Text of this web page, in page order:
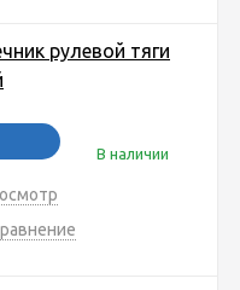
рулевой тяги
В наличии